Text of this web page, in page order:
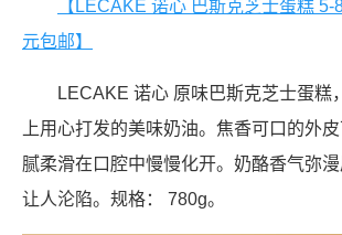
【LECAKE 诺心 巴斯克芝士蛋糕
元包邮】
LECAKE 诺心 原味巴斯克芝士蛋糕
上用心打发的美味奶油。焦香可口的外
腻柔滑在口腔中慢慢化开。奶酪香气弥
让人沦陷。规格： 780g。